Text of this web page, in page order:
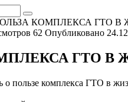
КОМПЛЕКСА ГТО В
62 Опубликовано
ГТО В
о пользе комплекса ГТО в